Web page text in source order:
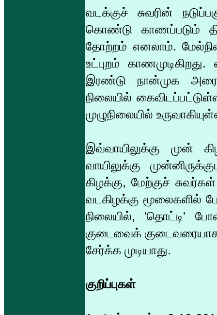
வடக்குச் சுவரின்
கொண்டு காணப்படும்
தோற்றம் எனலாம்.
உட்புறம்
இரண்டு நான்முக
நிலையில்
முழுநிலையில்
இவ்வாயிலுக்கு முன்
வாயிலுக்கு
கிழக்கு, மேற்குச்
வடகிழக்கு மூலைகளில்
நிலையில், 'தொட்டி'
குடைவைக்
சேர்க்க முடியாது.
குறிப்புகள்